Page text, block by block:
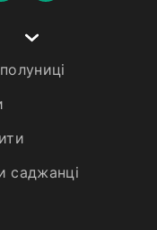
саджанці